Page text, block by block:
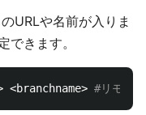
URLや名前が入りま
きます。
#リモー